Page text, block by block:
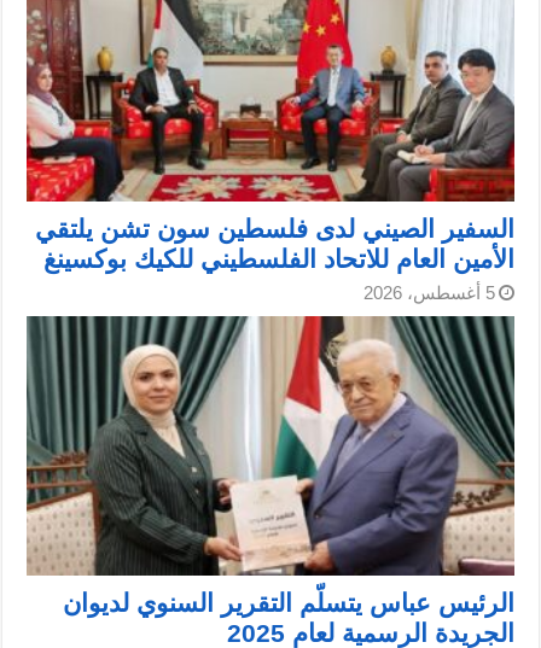
السفير الصيني لدى فلسطين سون تشن يلتقي
الأمين العام للاتحاد الفلسطيني للكيك بوكسينغ
5 أغسطس، 2026
الرئيس عباس يتسلّم التقرير السنوي لديوان
الجريدة الرسمية لعام 2025